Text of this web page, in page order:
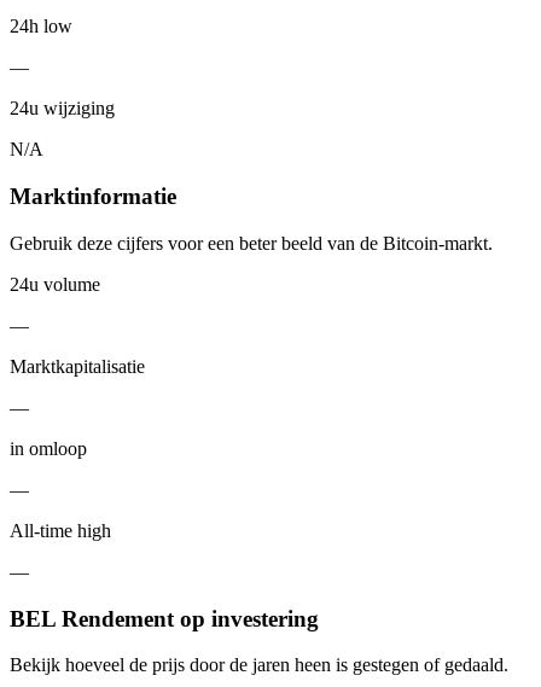
24h low
—
24u wijziging
N/A
Marktinformatie
Gebruik deze cijfers voor een beter beeld van de Bitcoin-markt.
24u volume
—
Marktkapitalisatie
—
in omloop
—
All-time high
—
BEL Rendement op investering
Bekijk hoeveel de prijs door de jaren heen is gestegen of gedaald.